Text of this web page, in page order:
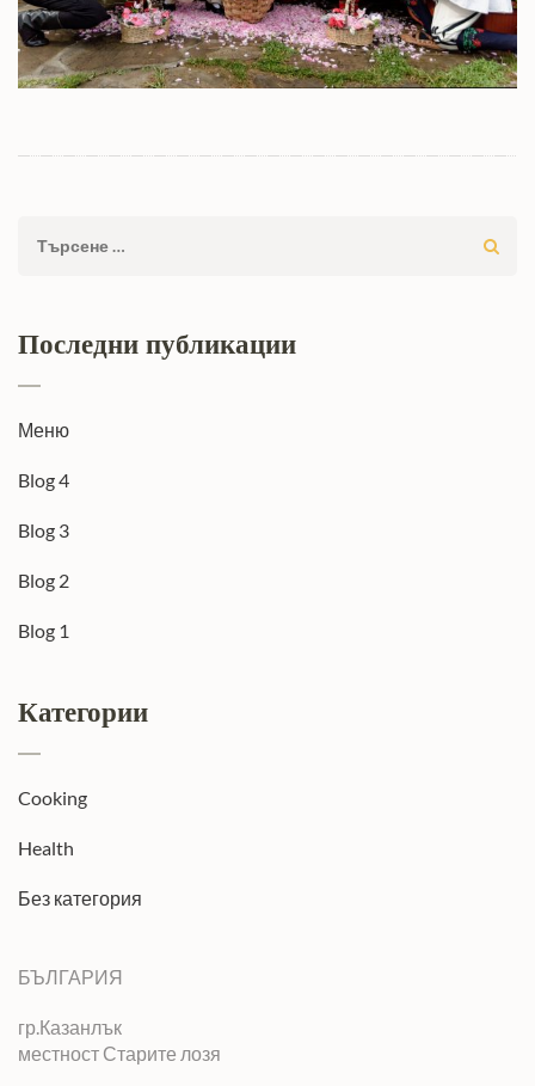
Търсене
Последни публикации
Меню
Blog 4
Blog 3
Blog 2
Blog 1
Категории
Cooking
Health
Без категория
БЪЛГАРИЯ
гр.Казанлък
местност Старите лозя